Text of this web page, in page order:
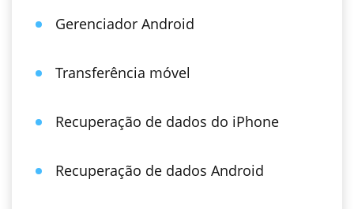
Gerenciador Android
Transferência móvel
Recuperação de dados do iPhone
Recuperação de dados Android